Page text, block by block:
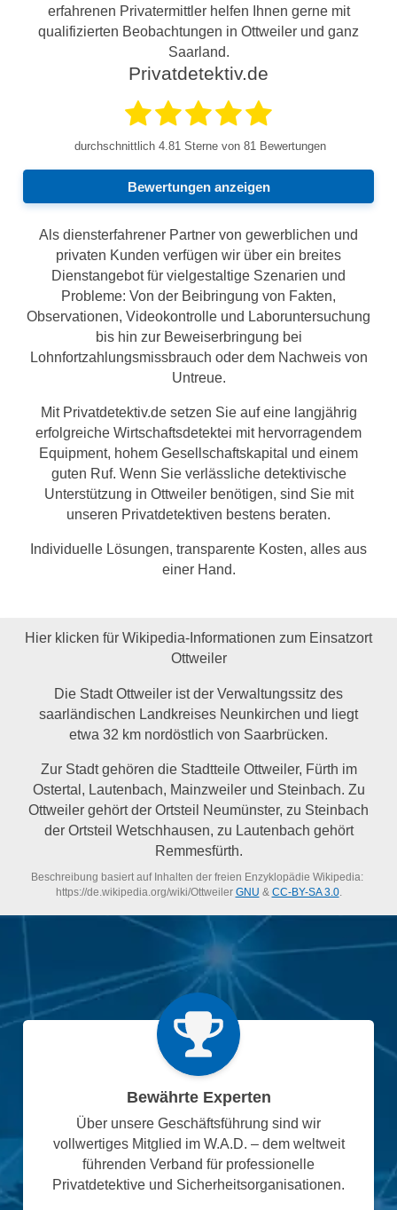
erfahrenen Privatermittler helfen Ihnen gerne mit
qualifizierten Beobachtungen in Ottweiler und ganz
Saarland.
Privatdetektiv.de
durchschnittlich 4.81 Sterne von 81 Bewertungen
Bewertungen anzeigen
Als diensterfahrener Partner von gewerblichen und
privaten Kunden verfügen wir über ein breites
Dienstangebot für vielgestaltige Szenarien und
Probleme: Von der Beibringung von Fakten,
Observationen, Videokontrolle und Laboruntersuchung
bis hin zur Beweiserbringung bei
Lohnfortzahlungsmissbrauch oder dem Nachweis von
Untreue.
Mit Privatdetektiv.de setzen Sie auf eine langjährig
erfolgreiche Wirtschaftsdetektei mit hervorragendem
Equipment, hohem Gesellschaftskapital und einem
guten Ruf. Wenn Sie verlässliche detektivische
Unterstützung in Ottweiler benötigen, sind Sie mit
unseren Privatdetektiven bestens beraten.
Individuelle Lösungen, transparente Kosten, alles aus
einer Hand.
Hier klicken für Wikipedia-Informationen zum Einsatzort
Ottweiler
Die Stadt Ottweiler ist der Verwaltungssitz des
saarländischen Landkreises Neunkirchen und liegt
etwa 32 km nordöstlich von Saarbrücken.
Zur Stadt gehören die Stadtteile Ottweiler, Fürth im
Ostertal, Lautenbach, Mainzweiler und Steinbach. Zu
Ottweiler gehört der Ortsteil Neumünster, zu Steinbach
der Ortsteil Wetschhausen, zu Lautenbach gehört
Remmesfürth.
Beschreibung basiert auf Inhalten der freien Enzyklopädie Wikipedia:
https://de.wikipedia.org/wiki/Ottweiler GNU & CC-BY-SA 3.0.
Bewährte Experten
Über unsere Geschäftsführung sind wir
vollwertiges Mitglied im W.A.D. – dem weltweit
führenden Verband für professionelle
Privatdetektive und Sicherheitsorganisationen.